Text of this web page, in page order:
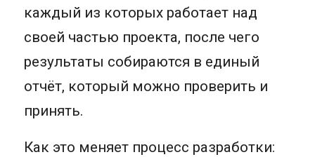
каждый из которых работает над
своей частью проекта, после чего
результаты собираются в единый
отчёт, который можно проверить и
принять.
Как это меняет процесс разработки: